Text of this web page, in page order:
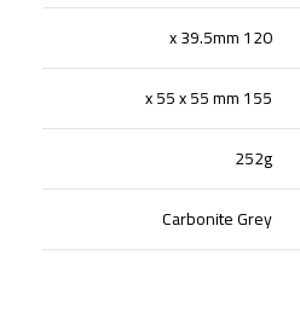
120 x 39.5mm
155 x 55 x 55 mm
252g
Carbonite Grey